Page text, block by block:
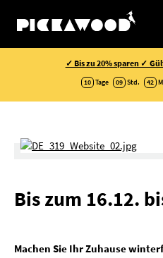
✓ Bis zu 20% sparen ✓
10 Tage 09 Std. 42
Bis zum 16.12.
Machen Sie Ihr Zuhause